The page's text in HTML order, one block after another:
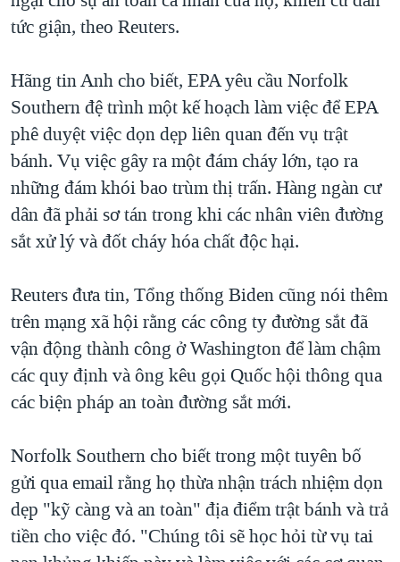
tức giận, theo Reuters.
Hãng tin Anh cho biết, EPA yêu cầu Norfolk
Southern đệ trình một kế hoạch làm việc để EPA
phê duyệt việc dọn dẹp liên quan đến vụ trật
bánh. Vụ việc gây ra một đám cháy lớn, tạo ra
những đám khói bao trùm thị trấn. Hàng ngàn cư
dân đã phải sơ tán trong khi các nhân viên đường
sắt xử lý và đốt cháy hóa chất độc hại.
Reuters đưa tin, Tổng thống Biden cũng nói thêm
trên mạng xã hội rằng các công ty đường sắt đã
vận động thành công ở Washington để làm chậm
các quy định và ông kêu gọi Quốc hội thông qua
các biện pháp an toàn đường sắt mới.
Norfolk Southern cho biết trong một tuyên bố
gửi qua email rằng họ thừa nhận trách nhiệm dọn
dẹp "kỹ càng và an toàn" địa điểm trật bánh và trả
tiền cho việc đó. "Chúng tôi sẽ học hỏi từ vụ tai